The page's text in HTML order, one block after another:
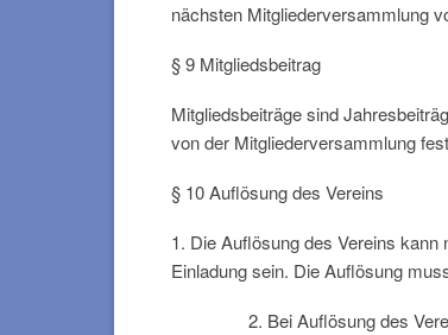
nächsten Mitgliederversammlung
§ 9 Mitgliedsbeitrag
Mitgliedsbeiträge sind
von der Mitgliederversammlung
§ 10 Auflösung des Vereins
1. Die Auflösung des Vereins
Einladung sein. Die Auflösung
Bei Auflösung des